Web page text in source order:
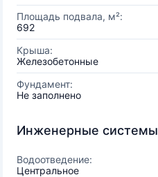
Площадь подвала, м²:
692
Крыша:
Железобетонные
Фундамент:
Не заполнено
Инженерные системы
Водоотведение:
Центральное